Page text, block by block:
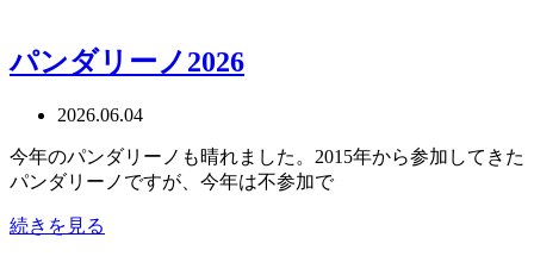
パンダリーノ2026
2026.06.04
今年のパンダリーノも晴れました。2015年から参加してきた
パンダリーノですが、今年は不参加で
続きを見る